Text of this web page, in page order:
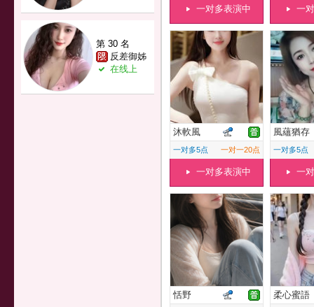
第 30 名
反差御姊
在线上
一对多表演中 一
沐軟風
一对多5点 一对一20点
一对多表演中
風蘊猶存
一对多5点
一
恬野 柔心蜜語